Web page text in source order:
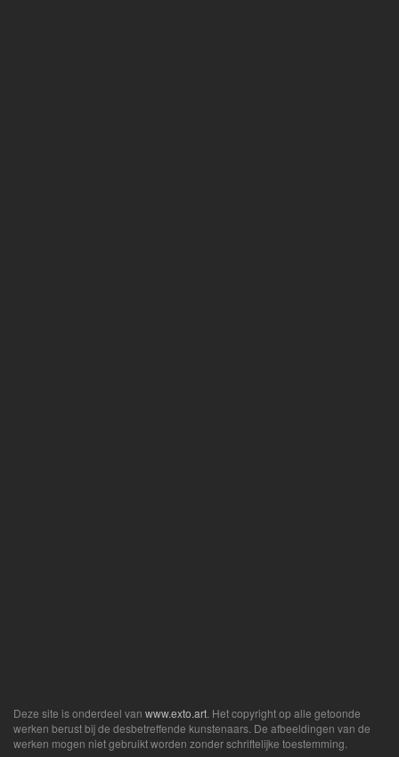
Deze site is onderdeel van www.exto.art . Het copyright op alle getoonde
werken berust bij de desbetreffende kunstenaars. De afbeeldingen van de
werken mogen niet gebruikt worden zonder schriftelijke toestemming.